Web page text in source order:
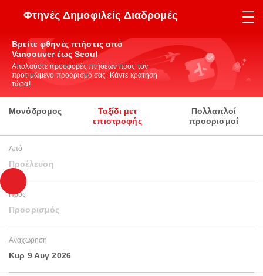
Φτηνές Δημοφιλείς Διαδρομές
Βρείτε φθηνές πτήσεις από
Vancouver έως Seoul
Απολαύστε προσφορές πτήσεων προς τον
προτιμώμενο προορισμό σας. Κάντε κράτηση
τώρα!
Μονόδρομος
Ταξίδι μετ
επιστροφής
Πολλαπλοί
προορισμοί
Από
Προέλευση
Προς
Προορισμός
Αναχώρηση
Κυρ 9 Αυγ 2026